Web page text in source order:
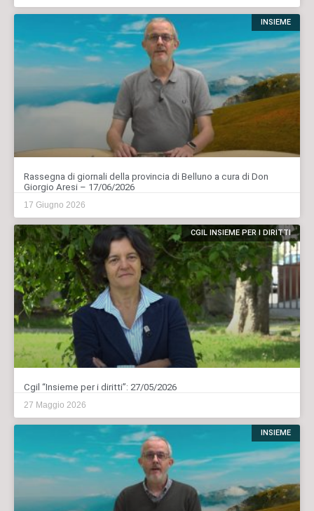
INSIEME
Rassegna di giornali della provincia di Belluno a cura di Don
Giorgio Aresi – 17/06/2026
17 Giugno 2026
CGIL INSIEME PER I DIRITTI
Cgil “Insieme per i diritti”: 27/05/2026
27 Maggio 2026
INSIEME